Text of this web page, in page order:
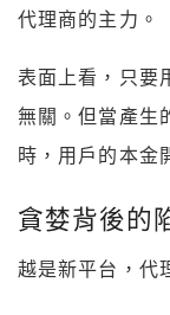
代理商的主力。
表面上看，只要
無關。但當產生
時，用戶的本金
貪婪背後的
越是新平台，代